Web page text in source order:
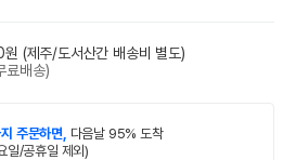
(제주/도서산간 배송비 별도)
료배송)
주문하면, 다음날 95% 도착
일/공휴일 제외)